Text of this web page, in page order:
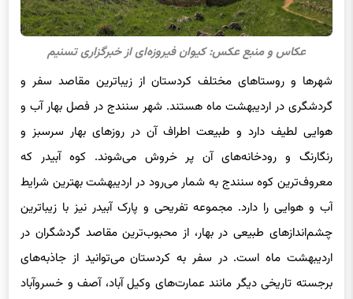
عکاس و منبع عکس: کیوان فیروزه‌ای از خبرگزاری تسنیم
شهرها و روستاهای مختلف کردستان از زیباترین مقاصد سفر و
گردشگری در اردیبهشت ماه هستند. شهر سنندج در فصل بهار آب و
هوایی لطیف دارد و طبیعت اطراف آن در روزهای بهار سرسبز و
رنگارنگ و رودخانه‌های آن پر خروش می‌شوند. کوه آبیدر که
معروف‌ترین کوه سنندج به شمار می‌رود در اردیبهشت بهترین شرایط
آب و هوایی را دارد. مجموعه تفریحی و پارک آبیدر نیز با زیباترین
چشم‌اندازهای طبیعی در بهار، از محبوب‌ترین مقاصد گردشگران در
اردیبهشت ماه است. در سفر به کردستان می‌توانید از جاذبه‌های
برجسته تاریخی دیگر مانند عمارت‌های وکیل آباد، آصف و خسروآباد